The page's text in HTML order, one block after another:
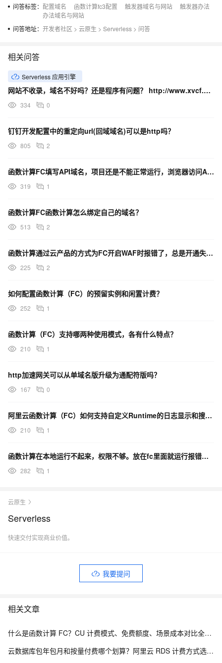
问答标签： 配置域名 函数计算fc3配置 触发器域名与网站
触发器办法
办法域名与网站
问答地址： 开发者社区 > 云原生 > Serverless > 问答
相关问答
Serverless 应用引擎
网站不收录，域名不好吗？还是程序有问题？ http://www.xvcf.cn但是首页和内页都不收录
334 0
钉钉开发配置中的重定向url(回域域名)可以是http吗？
805 2
函数计算FC填写API域名，项目还是不能正常运行，浏览器访问API域名提示这些，是什么意思？
319 1
函数计算FC函数计算怎么绑定自己的域名？
513 2
函数计算通过云产品的方式为FC开启WAF时报错了，总是开通失败。这是为什么？
225 2
如何配置函数计算（FC）的预留实例和闲置计费？
252 1
函数计算（FC）支持哪两种使用模式，各有什么特点？
210 1
http加速网关可以从单域名版升级为通配符版吗？
167 0
阿里云函数计算（FC）如何支持自定义Runtime的日志显示和搜索？
210 1
函数计算在本地运行不起来，权限不够。放在fc里面就运行报错怎么办？
282 1
云原生
Serverless
快速交付实现商业价值。
我要提问
相关文章
什么是函数计算 FC？CU 计费模式、免费额度、场景成本对比全说明
云数据库包年包月和按量付费哪个划算？阿里云 RDS 计费方式选型全解析